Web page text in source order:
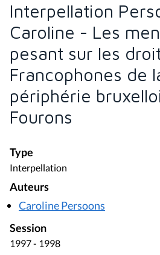
Interpellation
Caroline - Les
pesant sur les
Francophones de
périphérie
Fourons
Type
Interpellation
Auteurs
Caroline Persoons
Session
1997 - 1998